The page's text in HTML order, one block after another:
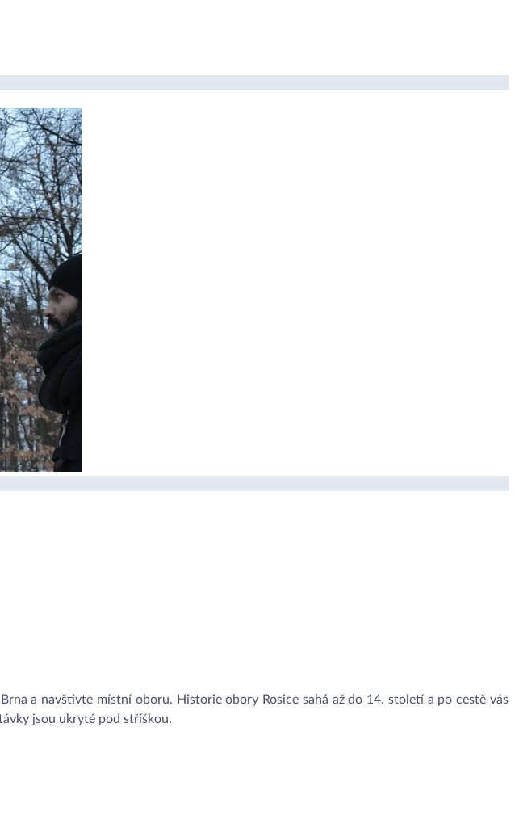
a navštivte místní oboru. Historie obory Rosice sahá až do 14. století a po cestě vás
jsou ukryté pod stříškou.